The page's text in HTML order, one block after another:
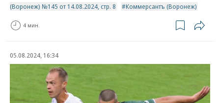
(Воронеж) №145 от 14.08.2024, стр. 8
Коммерсантъ (Воронеж)
4 мин.
05.08.2024, 16:34